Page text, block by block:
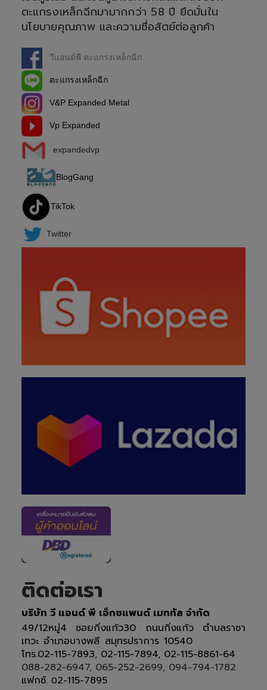
ตะแกรงเหล็กฉีกมามากกว่า 58 ปี ยึดมั่นใน
นโยบายคุณภาพ และความซื่อสัตย์ต่อลูกค้า
วีแอนด์พี ตะแกรงเหล็กฉีก
ตะแกรงเหล็กฉีก
V&P Expanded Metal
Vp Expanded
expandedvp
BlogGang
TikTok
Twitter
ติดต่อเรา
บริษัท วี แอนด์ พี เอ็กซแพนด์ เมททัล จำกัด
49/12หมู่4 ซอยกิ่งแก้ว30 ถนนกิ่งแก้ว ตำบลราชา
เทวะ อำเภอบางพลี สมุทรปราการ 10540
โทร.02-115-7893, 02-115-7894, 02-115-8861-64
088-282-6947, 065-252-2699, 094-794-1782
แฟกซ์. 02-115-7895